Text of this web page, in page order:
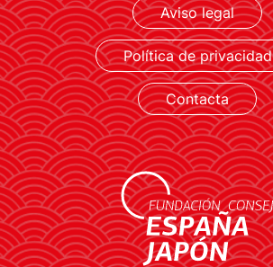
Aviso legal
Política de privacidad
Contacta